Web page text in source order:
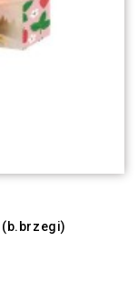
(b.brzegi)